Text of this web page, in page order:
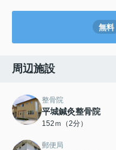
無料
周辺施設
整骨院
平城鍼灸整骨院
152ｍ（2分）
郵便局